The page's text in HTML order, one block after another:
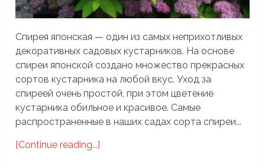
Спирея японская — один из самых неприхотливых
декоративных садовых кустарников. На основе
спиреи японской создано множество прекрасных
сортов кустарника на любой вкус. Уход за
спиреей очень простой, при этом цветение
кустарника обильное и красивое. Самые
распространенные в наших садах сорта спиреи...
[Continue reading...]